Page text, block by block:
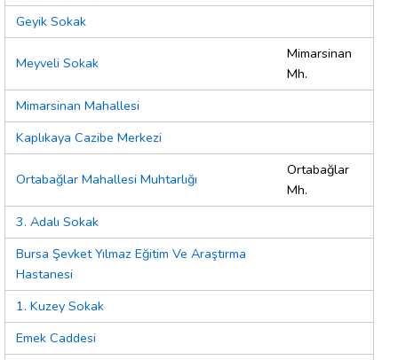
Geyik Sokak
Meyveli Sokak
Mimarsinan
Mh.
Mimarsinan Mahallesi
Kaplıkaya Cazibe Merkezi
Ortabağlar Mahallesi Muhtarlığı
Ortabağlar
Mh.
3. Adalı Sokak
Bursa Şevket Yılmaz Eğitim Ve Araştırma
Hastanesi
1. Kuzey Sokak
Emek Caddesi